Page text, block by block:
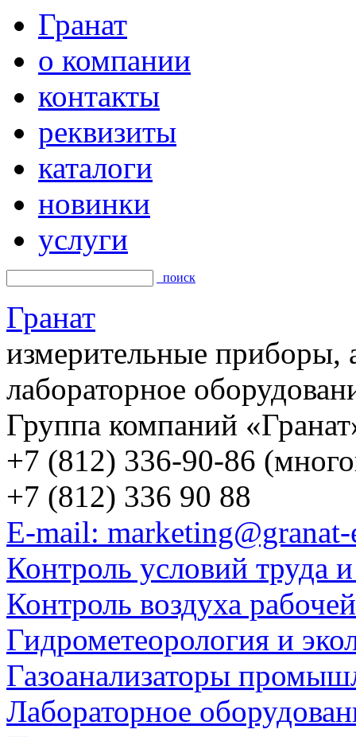
Гранат
о компании
контакты
реквизиты
каталоги
новинки
услуги
поиск
Гранат
измерительные приборы,
лабораторное
Группа компаний
+7 (812) 336-90-86
+7 (812) 336 90 88
E-mail:
Контроль условий труда
Контроль воздуха
Гидрометеорология и
Газоанализаторы
Лабораторное